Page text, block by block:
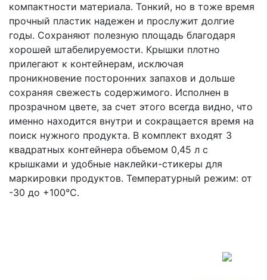
компактности материала. Тонкий, но в тоже время
прочный пластик надежен и прослужит долгие
годы. Сохраняют полезную площадь благодаря
хорошей штабелируемости. Крышки плотно
прилегают к контейнерам, исключая
проникновение посторонних запахов и дольше
сохраняя свежесть содержимого. Исполнен в
прозрачном цвете, за счет этого всегда видно, что
именно находится внутри и сокращается время на
поиск нужного продукта. В комплект входят 3
квадратных контейнера объемом 0,45 л с
крышками и удобные наклейки-стикеры для
маркировки продуктов. Температурный режим: от
-30 до +100°C.